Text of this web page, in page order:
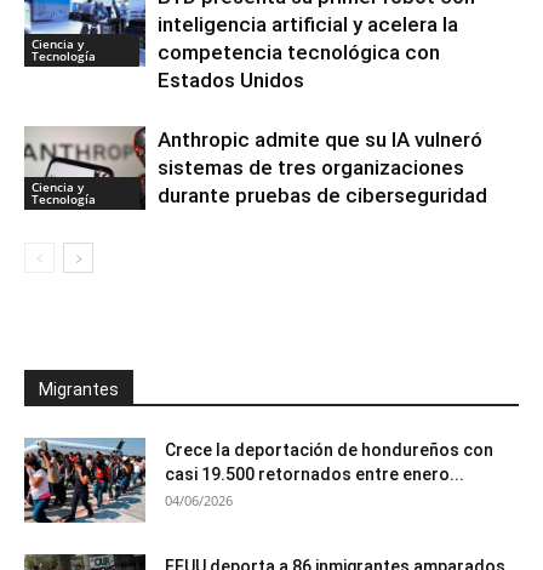
Ciencia y
Tecnología
inteligencia artificial y acelera la
competencia tecnológica con
Estados Unidos
Ciencia y
Tecnología
Anthropic admite que su IA vulneró
sistemas de tres organizaciones
durante pruebas de ciberseguridad
Migrantes
Crece la deportación de hondureños con
casi 19.500 retornados entre enero...
04/06/2026